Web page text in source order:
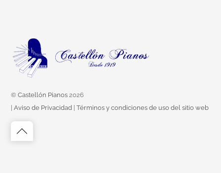
Back
©Castellón Pianos 2026
|Aviso de Privacidad |Términos y condiciones de uso del sitio web